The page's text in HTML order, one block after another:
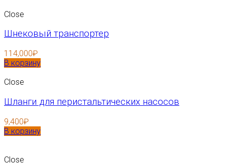
Close
Шнековый транспортер
114,000₽
В корзину
Close
Шланги для перистальтических насосов
9,400₽
В корзину
Close